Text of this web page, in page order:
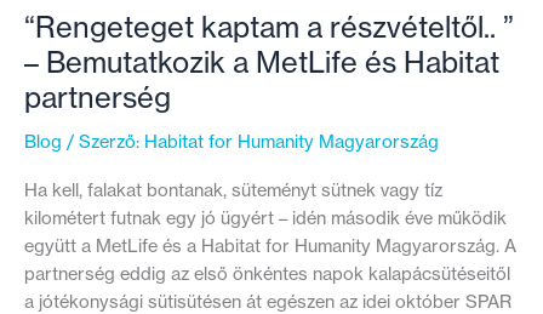
–
meséli
Irma
felújított
ülve
“Rengeteget kaptam a részvételtől.. ”
– Bemutatkozik a MetLife és Habitat
partnerség
Blog / Szerző: Habitat for Humanity Magyarország
Ha kell, falakat bontanak, süteményt sütnek vagy tíz
kilométert futnak egy jó ügyért – idén második éve működik
együtt a MetLife és a Habitat for Humanity Magyarország. A
partnerség eddig az első önkéntes napok kalapácsütéseitől
a jótékonysági sütisütésen át egészen az idei október SPAR